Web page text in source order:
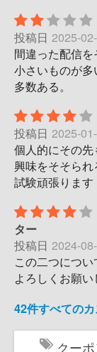
投稿日 2025-
間違った配信
小さいものが
多数ある。
投稿日 2025-
個人的にその先
興味をそそられ
試験頑張ります
ター
投稿日 2024-
この二つについ
よろしくお願い
42件すべての
クー